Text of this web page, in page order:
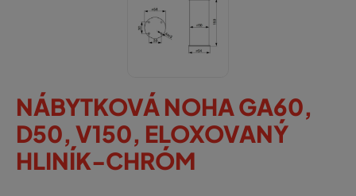
NÁBYTKOVÁ NOHA GA60,
D50, V150, ELOXOVANÝ
HLINÍK-CHRÓM